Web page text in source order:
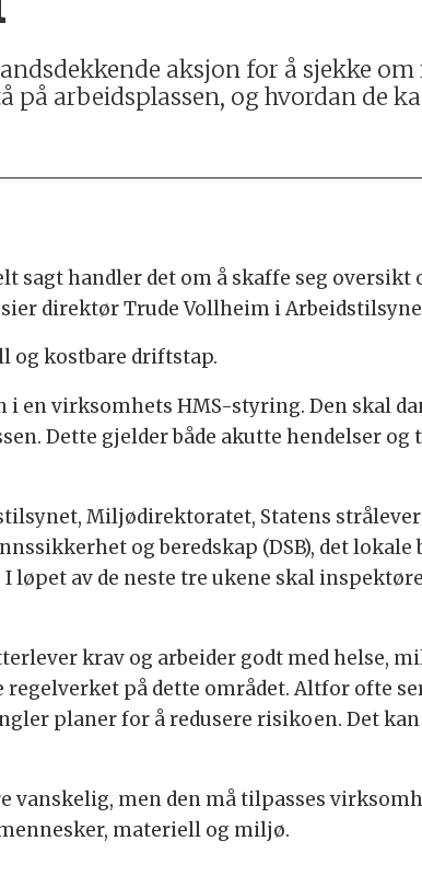
aksjon for å sjekke
arbeidsplassen, og hvordan de
sagt handler det om å skaffe seg
direktør Trude Vollheim i
og kostbare driftstap.
en virksomhets HMS-styring. Den skal
Dette gjelder både akutte hendelser og
Miljødirektoratet, Statens
og beredskap (DSB), det lokale
løpet av de neste tre ukene skal
krav og arbeider godt med helse,
regelverket på dette området. Altfor ofte
planer for å redusere risikoen. Det
men den må tilpasses
materiell og miljø.